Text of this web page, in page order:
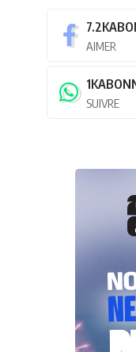
7.2K
AIMER
1K
SUIVRE